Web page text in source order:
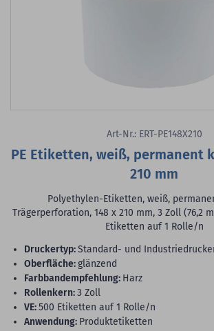
Art-Nr.: ERT-PE148X210
PE Etiketten, weiß, permanent
210 mm
Polyethylen-Etiketten, weiß,
Trägerperforation, 148 x 210 mm, 3 Zoll (76,2
Etiketten auf 1 Rolle/n
Druckertyp:Standard- und
Oberfläche:glänzend
Farbbandempfehlung: Harz
Rollenkern:3 Zoll
VE:500 Etiketten auf 1 Rolle/n
Anwendung: Produktetiketten